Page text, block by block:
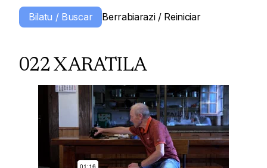
022 XARATILA